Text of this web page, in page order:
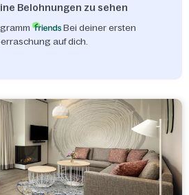
Belohnungen zu sehen
Bei deiner ersten
auf dich.